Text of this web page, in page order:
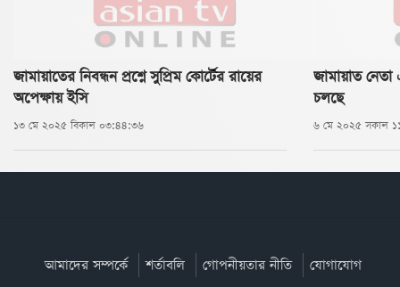
জামায়াতের নিবন্ধন প্রশ্নে সুপ্রিম কোর্টের রায়ের
অপেক্ষায় ইসি
১৩ মে ২০২৫ বিকাল ০৩:৪৪:৩৬
জামায়াত
চলছে
৬ মে ২০২৫ সকাল
আমাদের সম্পর্কে শর্তাবলি গোপনীয়তার নীতি যোগাযোগ